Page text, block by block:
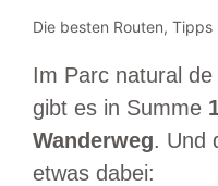
Die besten Routen,
Im Parc natural
gibt es in Summe
Wanderweg. Und
etwas dabei: